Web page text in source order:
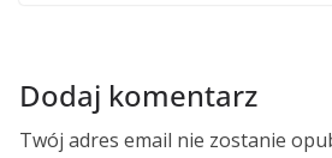
Dodaj komentarz
Twój adres email nie zostanie